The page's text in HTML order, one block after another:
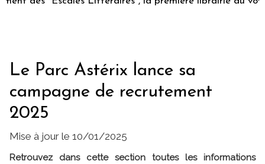
Le Parc Astérix lance sa
campagne de recrutement
2025
Mise à jour le 10/01/2025
Retrouvez dans cette section toutes les informations